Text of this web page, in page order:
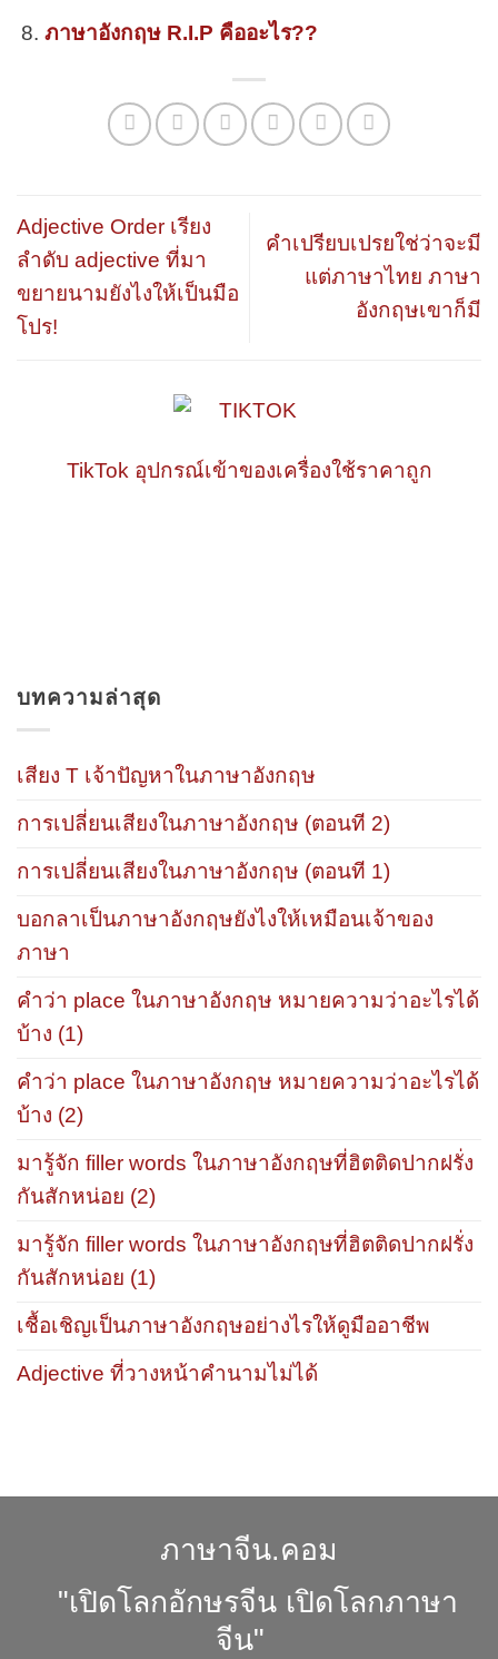
ภาษาอังกฤษ R.I.P คืออะไร??
Adjective Order เรียง
ลำดับ adjective ที่มา
ขยายนามยังไงให้เป็นมือ
โปร!
คำเปรียบเปรยใช่ว่าจะมี
แต่ภาษาไทย ภาษา
อังกฤษเขาก็มี
TikTok อุปกรณ์เข้าของเครื่องใช้ราคาถูก
บทความล่าสุด
เสียง T เจ้าปัญหาในภาษาอังกฤษ
การเปลี่ยนเสียงในภาษาอังกฤษ (ตอนที 2)
การเปลี่ยนเสียงในภาษาอังกฤษ (ตอนที 1)
บอกลาเป็นภาษาอังกฤษยังไงให้เหมือนเจ้าของ
ภาษา
คำว่า place ในภาษาอังกฤษ หมายความว่าอะไรได้
บ้าง (1)
คำว่า place ในภาษาอังกฤษ หมายความว่าอะไรได้
บ้าง (2)
มารู้จัก filler words ในภาษาอังกฤษที่ฮิตติดปากฝรั่ง
กันสักหน่อย (2)
มารู้จัก filler words ในภาษาอังกฤษที่ฮิตติดปากฝรั่ง
กันสักหน่อย (1)
เชื้อเชิญเป็นภาษาอังกฤษอย่างไรให้ดูมืออาชีพ
Adjective ที่วางหน้าคำนามไม่ได้
ภาษาจีน.คอม
"เปิดโลกอักษรจีน เปิดโลกภาษา
จีน"